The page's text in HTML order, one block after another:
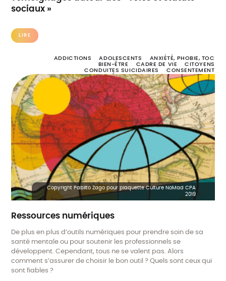
sociaux »
LIRE
ADDICTIONS ADOLESCENTS
ANXIÉTÉ, PHOBIE, TOC
BIEN-ÊTRE
CADRE DE VIE
CITOYENS
CONDUITES SUICIDAIRES
CONSENTEMENT
DÉTRESSE PSYCHOLOGIQUE
DEUIL
DIAGNOSTIC, DÉPISTAGE ET SOINS
DISCRIMINATION
ENFANCE
ENTRAIDE
ENVIRONNEMENT ERRANCE
FIN DE VIE
FORMATION
HANDICAP HARCÈLEMENT
HOMOPHOBIE
INSTITUTION
LOGEMENT
MALADIE NEURODÉGÉNÉRATIVE
MÉTHODOLOGIE
MIGRATION NUMÉRIQUE
OUTILS
PARENTALITÉ
POLITIQUE PUBLIQUE DE SANTÉ MENTALE
PROCHE AIDANT
PROFESSIONNELS
RÉTABLISSEMENT
STIGMATISATION
TROUBLE SCHIZOPHRÉNIQUE
TROUBLES BIPOLAIRES
TROUBLES DÉPRESSIFS
TROUBLES DU COMPORTEMENT ALIMENTAIRE
TROUBLES DU SPECTRE AUTISTIQUE
TROUBLES PSYCHIQUES
VIOLENCE
Copyright Pablito Zago pour plaquette Culture NoMad CPA
2019
Ressources numériques
De plus en plus d’outils numériques pour prendre soin de sa
santé mentale ou pour soutenir les professionnels se
développent. Cependant, tous ne se valent pas. Alors
comment s’assurer de choisir le bon outil ? Quels sont ceux qui
sont fiables ?